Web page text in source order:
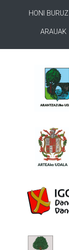
HONI BURUZ
ARAUAK